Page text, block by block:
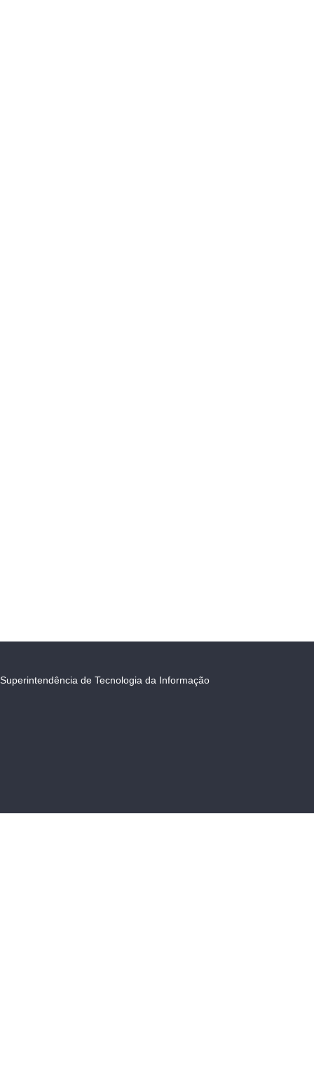
Superintendência de Tecnologia da Informação